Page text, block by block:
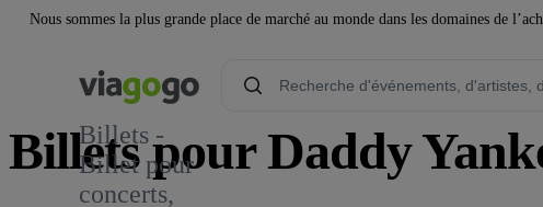
Nous sommes la plus grande place de marché au monde dans les domaines de
Billets -
Billet pour
concerts,
Billets pour Daddy